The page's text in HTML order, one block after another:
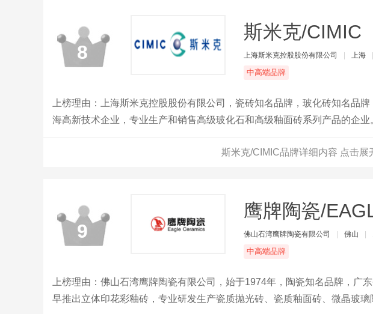
8
斯米克/CIMIC
上海斯米克控股股份有限公司 上海
中高端品牌
上榜理由：上海斯米克控股股份有限公司，瓷砖知名品牌，玻化砖知名品
海高新技术企业，专业生产和销售高级玻化石和高级釉面砖系列产品的企业
斯米克/CIMIC品牌详细内容 点击展
9
鹰牌陶瓷/
佛山石湾鹰牌陶瓷有限公司 佛山
中高端品牌
上榜理由：佛山石湾鹰牌陶瓷有限公司，始于1974年，陶瓷知名品牌，广
早推出立体印花彩釉砖，专业研发生产瓷质抛光砖、瓷质釉面砖、微晶玻璃